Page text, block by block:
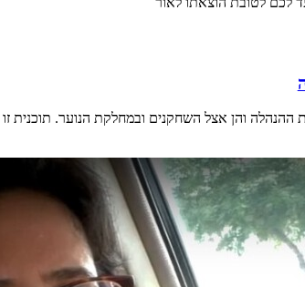
והן אצל השחקנים ובמחלקת הנוער. תוכנית